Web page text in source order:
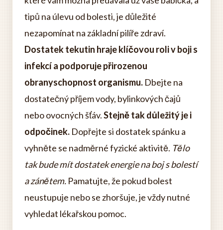
tipů na úlevu od bolesti, je důležité
nezapomínat na základní pilíře zdraví.
Dostatek tekutin hraje klíčovou roli v boji s
infekcí a podporuje přirozenou
obranyschopnost organismu. Dbejte na
dostatečný příjem vody, bylinkových čajů
nebo ovocných šťáv.Stejně tak důležitý je i
odpočinek. Dopřejte si dostatek spánku a
vyhněte se nadměrné fyzické aktivitě. Tělo
tak bude mít dostatek energie na boj s bolestí
a zánětem. Pamatujte, že pokud bolest
neustupuje nebo se zhoršuje, je vždy nutné
vyhledat lékařskou pomoc.